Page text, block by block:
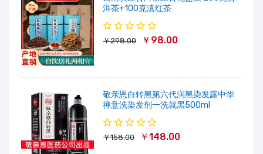
洱茶+100克滇红茶
￥298.00 ￥98.00
敬亲恩白转黑第六代润黑染发露中华
禅意洗染发剂一洗就黑500ml
￥158.00 ￥148.00